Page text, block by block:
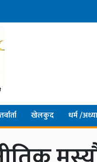
खेलकुद धर्म /